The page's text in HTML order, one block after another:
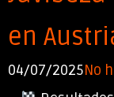
en
04/07/2025No